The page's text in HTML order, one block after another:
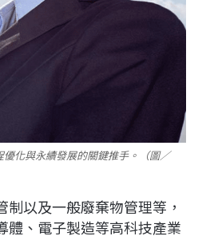
化與永續發展的關鍵推手。（圖／
以及一般廢棄物管理等，
體、電子製造等高科技產業